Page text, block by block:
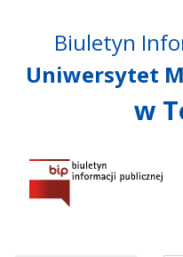
Biuletyn
Uniwersytet
w